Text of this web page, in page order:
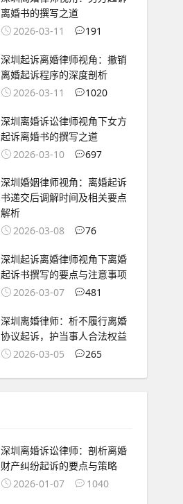
离婚书的撰写之道
2026-03-11
191
深圳起诉离婚律师视角：撤销
离婚起诉程序的深度剖析
2026-03-11
1020
深圳离婚诉讼律师视角下女方
起诉离婚书的撰写之道
2026-03-10
697
深圳婚姻律师视角：离婚起诉
书递交后调解时间及相关要点
解析
2026-03-08
76
深圳起诉离婚律师视角下离婚
起诉书撰写的要点与注意事项
2026-03-07
481
深圳离婚律师：析不履行离婚
协议起诉，护当事人合法权益
2026-03-05
265
深圳离婚诉讼律师：剖析离婚
财产纠纷起诉的要点与策略
2026-01-07
1040